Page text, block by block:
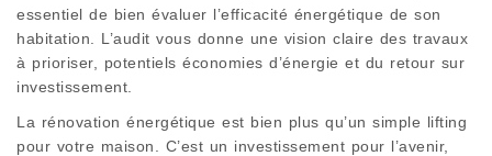
essentiel de bien évaluer l’efficacité énergétique de son
habitation. L’audit vous donne une vision claire des travaux
à prioriser, potentiels économies d’énergie et du retour sur
investissement.
La rénovation énergétique est bien plus qu’un simple lifting
pour votre maison. C’est un investissement pour l’avenir,